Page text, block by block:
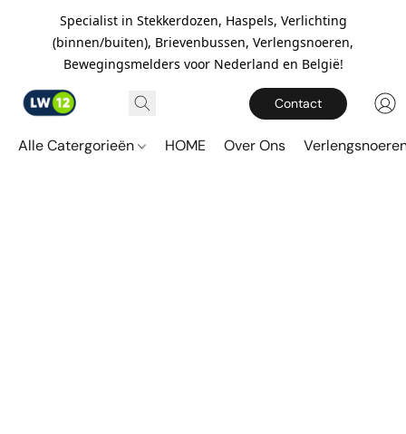
Specialist in Stekkerdozen, Haspels, Verlichting
(binnen/buiten), Brievenbussen, Verlengsnoeren,
Bewegingsmelders voor Nederland en België!
Contact
Alle Catergorieën HOME Over Ons